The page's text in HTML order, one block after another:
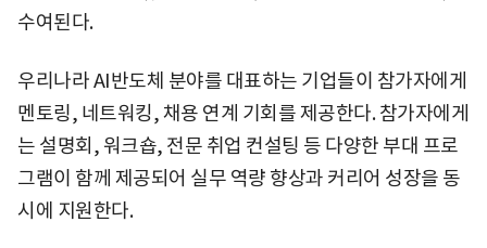
수여된다.
우리나라 AI반도체 분야를 대표하는 기업들이 참가자에게
멘토링, 네트워킹, 채용 연계 기회를 제공한다. 참가자에게
는 설명회, 워크숍, 전문 취업 컨설팅 등 다양한 부대 프로
그램이 함께 제공되어 실무 역량 향상과 커리어 성장을 동
시에 지원한다.